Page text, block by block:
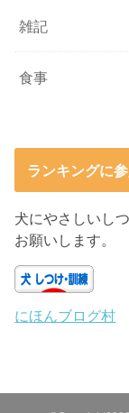
雑記
食事
ランキングに
犬にやさしいし
お願いします。
にほんブログ村